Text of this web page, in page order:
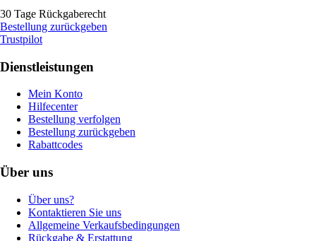
30 Tage Rückgaberecht
Bestellung zurückgeben
Trustpilot
Dienstleistungen
Mein Konto
Hilfecenter
Bestellung verfolgen
Bestellung zurückgeben
Rabattcodes
Über uns
Über uns?
Kontaktieren Sie uns
Allgemeine Verkaufsbedingungen
Rückgabe & Erstattung